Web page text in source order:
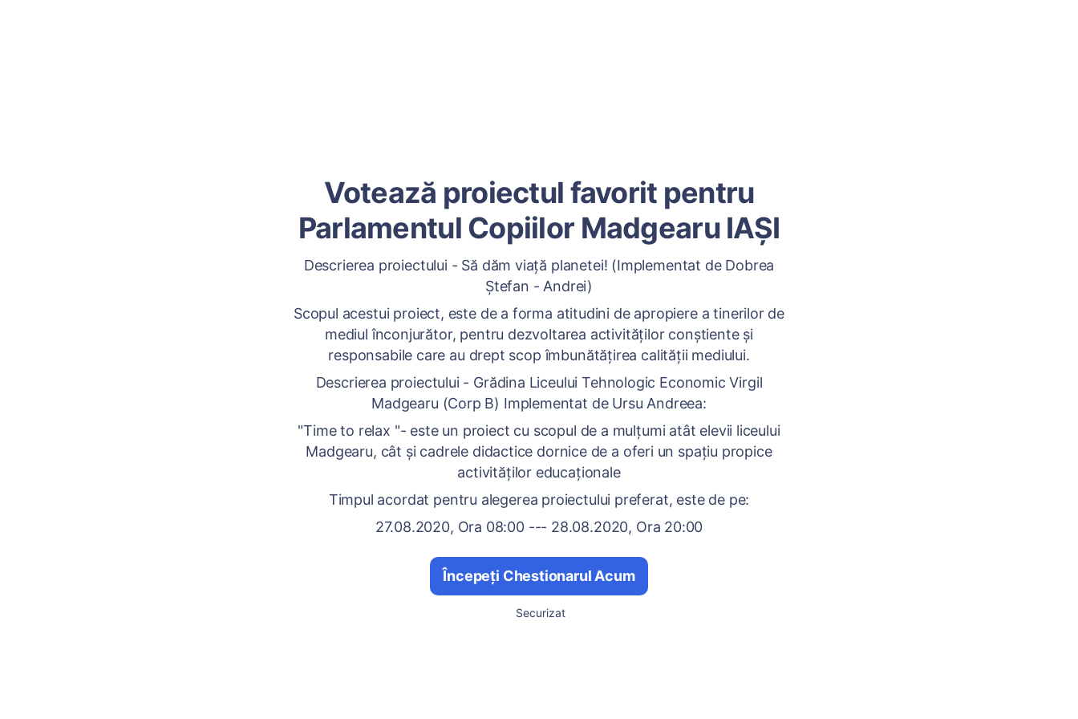
Votează proiectul favorit pentru
Parlamentul Copiilor Madgearu IAȘI
Descrierea proiectului - Să dăm viață planetei! (Implementat de Dobrea
Ștefan - Andrei)
Scopul acestui proiect, este de a forma atitudini de apropiere a tinerilor de
mediul înconjurător, pentru dezvoltarea activităților conștiente și
responsabile care au drept scop îmbunătățirea calității mediului.
Descrierea proiectului - Grădina Liceului Tehnologic Economic Virgil
Madgearu (Corp B) Implementat de Ursu Andreea:
"Time to relax "- este un proiect cu scopul de a mulțumi atât elevii liceului
Madgearu, cât și cadrele didactice dornice de a oferi un spațiu propice
activităților educaționale
Timpul acordat pentru alegerea proiectului preferat, este de pe:
27.08.2020, Ora 08:00 --- 28.08.2020, Ora 20:00
Începeți Chestionarul Acum
Securizat